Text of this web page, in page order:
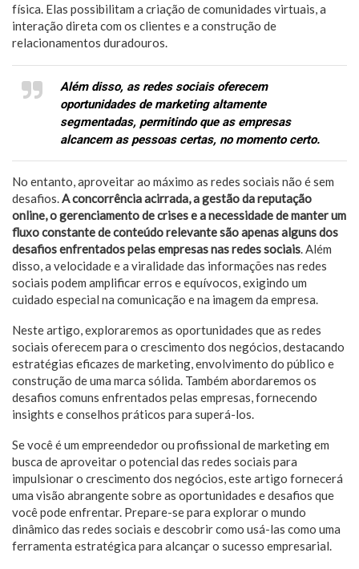
física. Elas possibilitam a criação de comunidades virtuais, a
interação direta com os clientes e a construção de
relacionamentos duradouros.
Além disso, as redes sociais oferecem
oportunidades de marketing altamente
segmentadas, permitindo que as empresas
alcancem as pessoas certas, no momento certo.
No entanto, aproveitar ao máximo as redes sociais não é sem
desafios.A concorrência acirrada, a gestão da reputação
online, o gerenciamento de crises e a necessidade de manter um
fluxo constante de conteúdo relevante são apenas alguns dos
desafios enfrentados pelas empresas nas redes sociais. Além
disso, a velocidade e a viralidade das informações nas redes
sociais podem amplificar erros e equívocos, exigindo um
cuidado especial na comunicação e na imagem da empresa.
Neste artigo, exploraremos as oportunidades que as redes
sociais oferecem para o crescimento dos negócios, destacando
estratégias eficazes de marketing, envolvimento do público e
construção de uma marca sólida. Também abordaremos os
desafios comuns enfrentados pelas empresas, fornecendo
insights e conselhos práticos para superá-los.
Se você é um empreendedor ou profissional de marketing em
busca de aproveitar o potencial das redes sociais para
impulsionar o crescimento dos negócios, este artigo fornecerá
uma visão abrangente sobre as oportunidades e desafios que
você pode enfrentar. Prepare-se para explorar o mundo
dinâmico das redes sociais e descobrir como usá-las como uma
ferramenta estratégica para alcançar o sucesso empresarial.